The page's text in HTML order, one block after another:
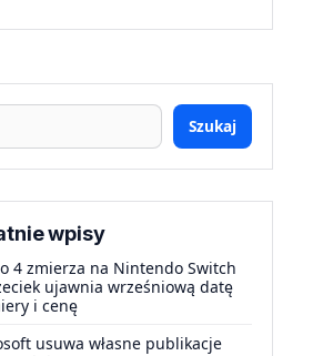
Szukaj
wpisy
4 zmierza na Nintendo Switch
ujawnia wrześniową datę
i cenę
usuwa własne publikacje